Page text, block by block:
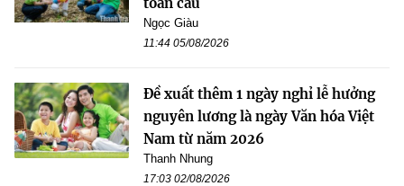
Ngọc Giàu
11:44 05/08/2026
Đề xuất thêm 1 ngày nghỉ lễ hưởng
nguyên lương là ngày Văn hóa Việt
Nam từ năm 2026
Thanh Nhung
17:03 02/08/2026